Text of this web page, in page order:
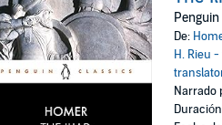
De:
H. Rieu
Narrado